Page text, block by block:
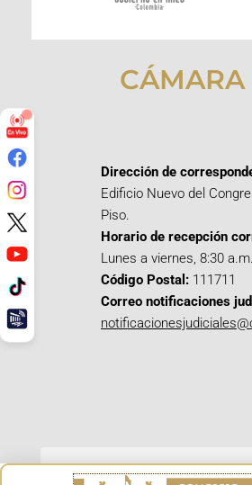
CÁMARA
Dirección de
Edificio Nuevo del
Piso.
Horario de recepción
Lunes a viernes, 8:30
Código Postal: 111711
Correo notificaciones